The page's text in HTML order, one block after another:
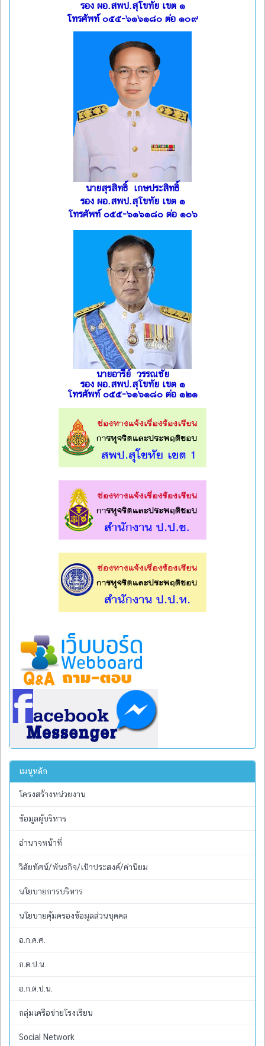
รอง ผอ.สพป.สุโขทัย เขต ๑
โทรศัพท์ ๐๕๕-๖๑๖๑๘๐ ต่อ ๑๐๙
นายสุรสิทธิ์ เกษประสิทธิ์
รอง ผอ.สพป.สุโขทัย เขต ๑
โทรศัพท์ ๐๕๕-๖๑๖๑๘๐ ต่อ ๑๐๖
นายอารีย์ วรรณชัย
รอง ผอ.สพป.สุโขทัย เขต ๑
โทรศัพท์ ๐๕๕-๖๑๖๑๘๐ ต่อ ๑๒๑
เมนูหลัก
โครงสร้างหน่วยงาน
ข้อมูลผู้บริหาร
อำนาจหน้าที่
วิสัยทัศน์/พันธกิจ/เป้าประสงค์/ค่านิยม
นโยบายการบริหาร
นโยบายคุ้มครองข้อมูลส่วนบุคคล
อ.ก.ค.ศ.
ก.ต.ป.น.
อ.ก.ต.ป.น.
กลุ่มเครือข่ายโรงเรียน
Social Network